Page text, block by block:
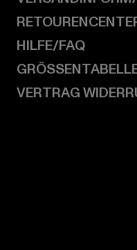
HILFE/FAQ
GRÖSSENTABELLE
VERTRAG